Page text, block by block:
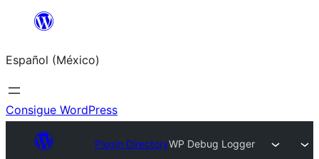
Saltar
contenido
Español (México)
Consigue WordPress
Plugin DirectoryWP Debug Logger